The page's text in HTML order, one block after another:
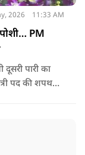
2026 11:33 AM
PM
पारी का
पद की शपथ